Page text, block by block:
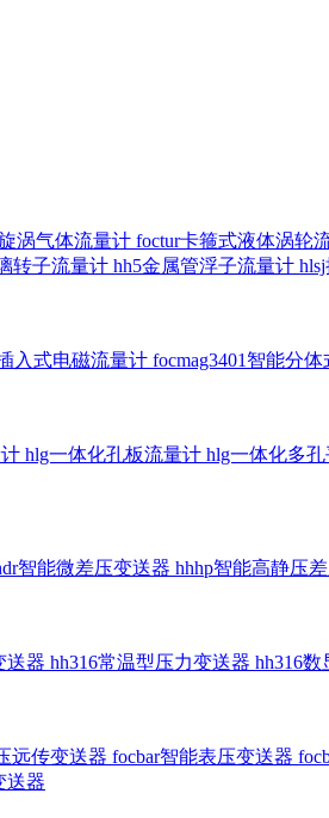
涡气体流量计 foctur卡箍式液体涡轮
转子流量计 hh5金属管浮子流量计
入式电磁流量计 focmag3401智能分
hlg一体化孔板流量计 hlg一体化多
智能微差压变送器 hhhp智能高静压
送器 hh316常温型压力变送器 hh316
远传变送器 focbar智能表压变送器
送器